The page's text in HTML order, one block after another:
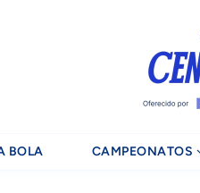
BOLA CAMPEONATOS